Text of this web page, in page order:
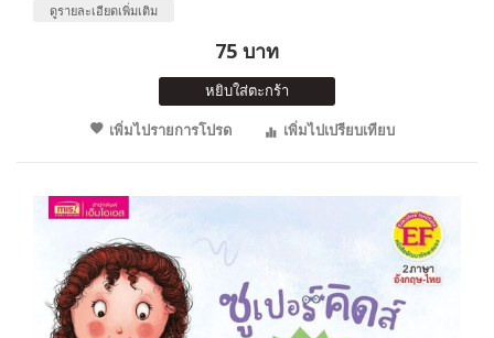
ดูรายละเอียดเพิ่มเติม
75 บาท
หยิบใส่ตะกร้า
เพิ่มไปรายการโปรด
เพิ่มไปเปรียบเทียบ